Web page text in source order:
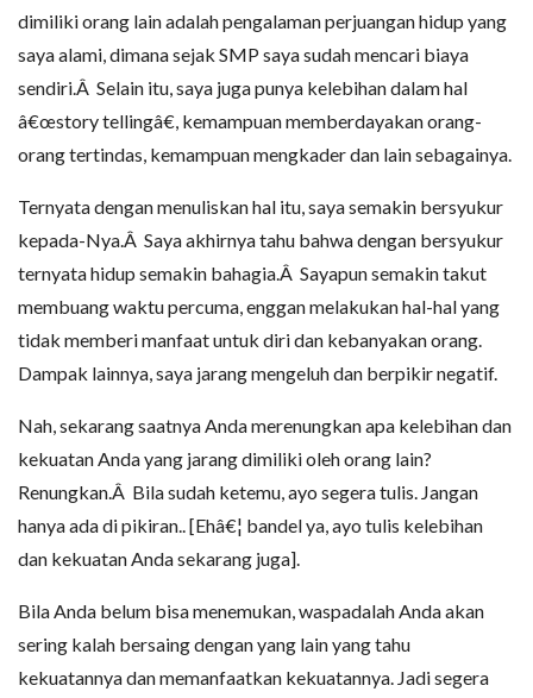
dimiliki orang lain adalah pengalaman perjuangan hidup yang
saya alami, dimana sejak SMP saya sudah mencari biaya
sendiri.Â Selain itu, saya juga punya kelebihan dalam hal
â€œstory tellingâ€, kemampuan memberdayakan orang-
orang tertindas, kemampuan mengkader dan lain sebagainya.
Ternyata dengan menuliskan hal itu, saya semakin bersyukur
kepada-Nya.Â Saya akhirnya tahu bahwa dengan bersyukur
ternyata hidup semakin bahagia.Â Sayapun semakin takut
membuang waktu percuma, enggan melakukan hal-hal yang
tidak memberi manfaat untuk diri dan kebanyakan orang.
Dampak lainnya, saya jarang mengeluh dan berpikir negatif.
Nah, sekarang saatnya Anda merenungkan apa kelebihan dan
kekuatan Anda yang jarang dimiliki oleh orang lain?
Renungkan.Â Bila sudah ketemu, ayo segera tulis. Jangan
hanya ada di pikiran.. [Ehâ€¦ bandel ya, ayo tulis kelebihan
dan kekuatan Anda sekarang juga].
Bila Anda belum bisa menemukan, waspadalah Anda akan
sering kalah bersaing dengan yang lain yang tahu
kekuatannya dan memanfaatkan kekuatannya. Jadi segera